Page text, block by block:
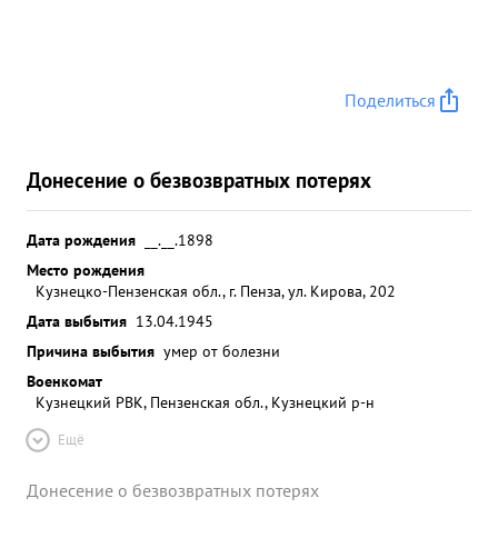
Поделиться
Донесение о безвозвратных потерях
Дата рождения
__.__.1898
Место рождения
Кузнецко-Пензенская обл., г. Пенза, ул. Кирова, 202
Дата выбытия 13.04.1945
Причина выбытия умер от болезни
Военкомат
Кузнецкий РВК, Пензенская обл., Кузнецкий р-н
Ещё
Донесение о безвозвратных потерях